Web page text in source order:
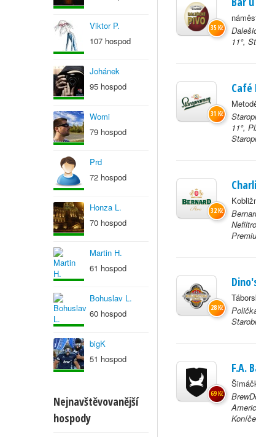
Viktor P.
107 hospod
Johánek
95 hospod
Womi
79 hospod
Prd
72 hospod
Honza L.
70 hospod
Martin H.
61 hospod
Bohuslav L.
60 hospod
bigK
51 hospod
Nejnavštěvovanější
hospody
11°,
35 Kč
Café
11°,
31 Kč
32 Kč
28 Kč
F.A.
69 Kč